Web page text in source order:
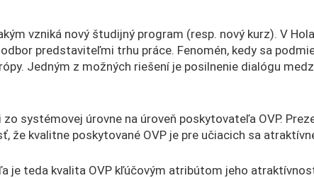
vzniká nový študijný program (resp. nový kurz). V
predstaviteľmi trhu práce. Fenomén, kedy sa
Jedným z možných riešení je posilnenie dialógu
systémovej úrovne na úroveň poskytovateľa OVP.
že kvalitne poskytované OVP je pre učiacich sa
je teda kvalita OVP kľúčovým atribútom jeho